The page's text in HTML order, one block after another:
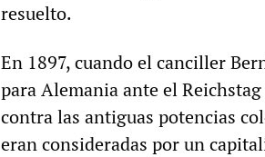
resuelto.
En 1897, cuando el canciller
para Alemania ante el
contra las antiguas potencias
eran consideradas por un